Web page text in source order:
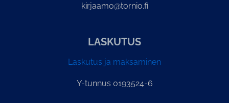
kirjaamo@tornio.fi
LASKUTUS
Laskutus ja maksaminen
Y-tunnus 0193524-6